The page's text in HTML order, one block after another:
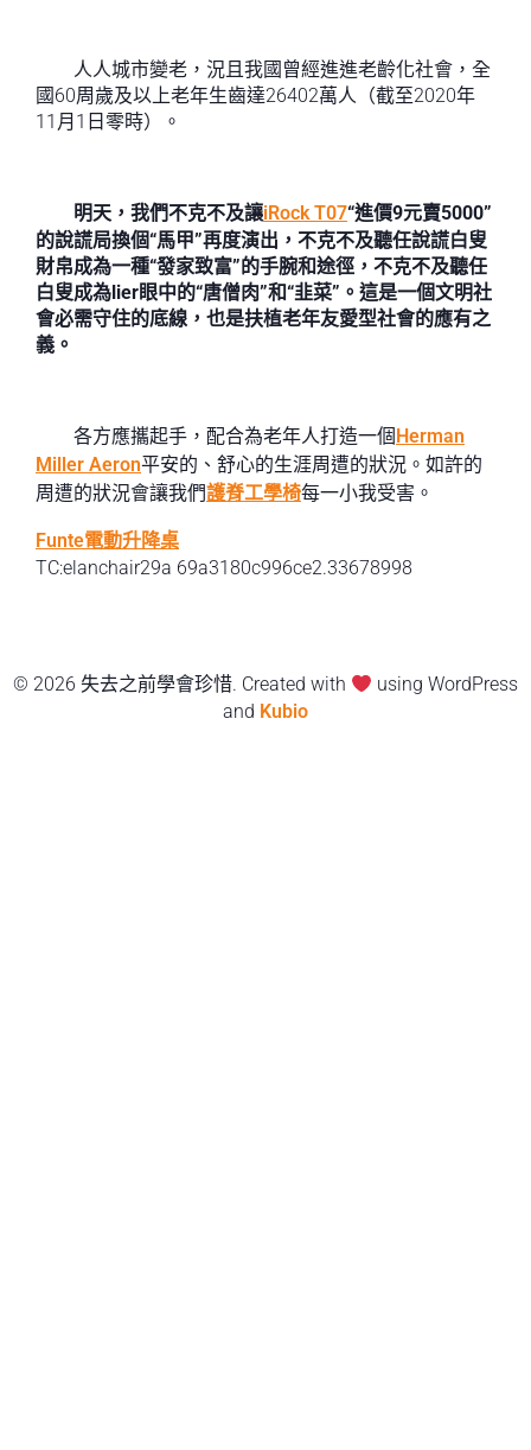
人人城市變老，況且我國曾經進進老齡化社會，全
國60周歲及以上老年生齒達26402萬人（截至2020年
11月1日零時）。
明天，我們不克不及讓iRock T07“進價9元賣5000”
的說謊局換個“馬甲”再度演出，不克不及聽任說謊白叟
財帛成為一種“發家致富”的手腕和途徑，不克不及聽任
白叟成為lier眼中的“唐僧肉”和“韭菜”。這是一個文明社
會必需守住的底線，也是扶植老年友愛型社會的應有之
義。
各方應攜起手，配合為老年人打造一個Herman
Miller Aeron平安的、舒心的生涯周遭的狀況。如許的
周遭的狀況會讓我們護脊工學椅每一小我受害。
Funte電動升降桌
TC:elanchair29a 69a3180c996ce2.33678998
© 2026 失去之前學會珍惜. Created with
using WordPress
and Kubio